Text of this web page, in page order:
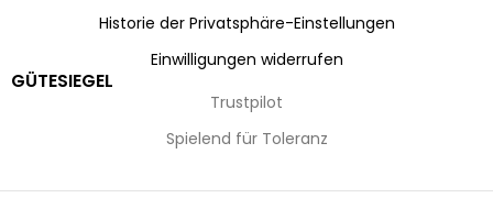
Historie der Privatsphäre-Einstellungen
Einwilligungen widerrufen
GÜTESIEGEL
Trustpilot
Spielend für Toleranz